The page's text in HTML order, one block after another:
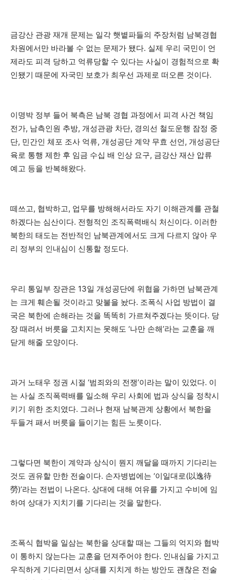
금강산 관광 재개 문제는 일각 햇볕파들의 주장처럼 남북경협
차원에서만 바라볼 수 없는 문제가 됐다. 실제 우리 국민이 언
제라도 피격 당하고 억류당할 수 있다는 사실이 경험적으로 확
인됐기 때문에 자국민 보호가 최우선 과제로 떠오른 것이다.
이명박 정부 들어 북측은 남북 경협 과정에서 피격 사건 책임
전가, 남측인원 추방, 개성관광 차단, 경의선 철도운행 잠정 중
단, 민간인 체포 조사 억류, 개성공단 계약 무효 선언, 개성공단
육로 통행 제한 후 임금 수십 배 인상 요구, 금강산 재산 압류
예고 등을 반복해왔다.
떼쓰고, 협박하고, 업무를 방해해서라도 자기 이해관계를 관철
하겠다는 심산이다. 전형적인 조직폭력배식 처신이다. 이러한
북한의 태도는 전반적인 남북관계에서도 크게 다르지 않아 우
리 정부의 인내심이 신통할 정도다.
우리 통일부 장관은 13일 개성공단에 위협을 가하면 남북관계
는 크게 훼손될 것이라고 맞불을 놨다. 조폭식 사업 방법이 결
국은 북한에 손해라는 것을 똑똑히 가르쳐주겠다는 뜻이다. 당
장 때려서 버릇을 고치지는 못해도 ‘나만 손해’라는 교훈을 깨
닫게 해줄 모양이다.
과거 노태우 정권 시절 ‘범죄와의 전쟁’이라는 말이 있었다. 이
는 사실 조직폭력배를 일소해 우리 사회에 법과 상식을 정착시
키기 위한 조치였다. 그러나 현재 남북관계 상황에서 북한을
두들겨 패서 버릇을 들이기는 힘든 노릇이다.
그렇다면 북한이 계약과 상식이 뭔지 깨달을 때까지 기다리는
것도 권유할 만한 전술이다. 손자병법에는 ‘이일대로(以逸待
勞)’라는 전법이 나온다. 상대에 대해 여유를 가지고 수비에 임
하여 상대가 지치기를 기다리는 것을 말한다.
조폭식 협박을 일삼는 북한을 상대할 때는 그들의 억지와 협박
이 통하지 않는다는 교훈을 던져주어야 한다. 인내심을 가지고
우직하게 기다리면서 상대를 지치게 하는 방안도 괜찮은 전술